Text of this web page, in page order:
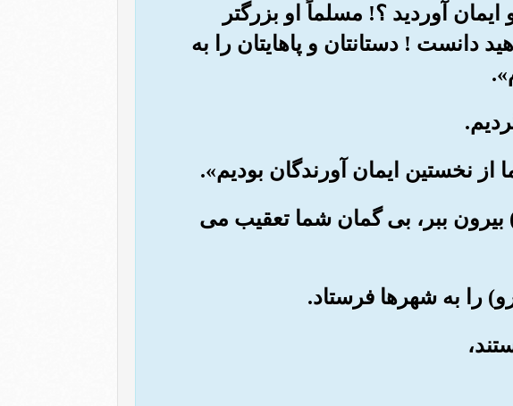
آوردید ؟! مسلماً او بزرگتر
! دستانتان و پاهایتان را به
بیرون ببر، بی گمان شما تعقیب می